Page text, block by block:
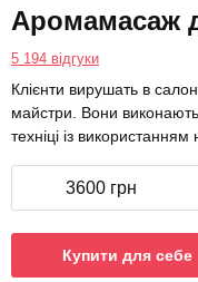
Аромамасаж
5 194 відгуки
Клієнти вирушать в
майстри. Вони виконають
техніці із
3600 грн
Купити для себе